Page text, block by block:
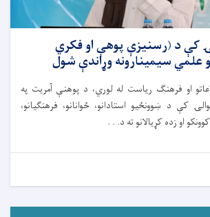
کې د (رسنیزې پوهې او فکري
علمي سیمینارونه وړاندې شول
او فرهنګ ریاست له لوري، د پوهنې آمریت په
کې د ښوونځیو استادانو، ځوانانو، فرهنګیانو،
او زده کړیالانو ته د. . .